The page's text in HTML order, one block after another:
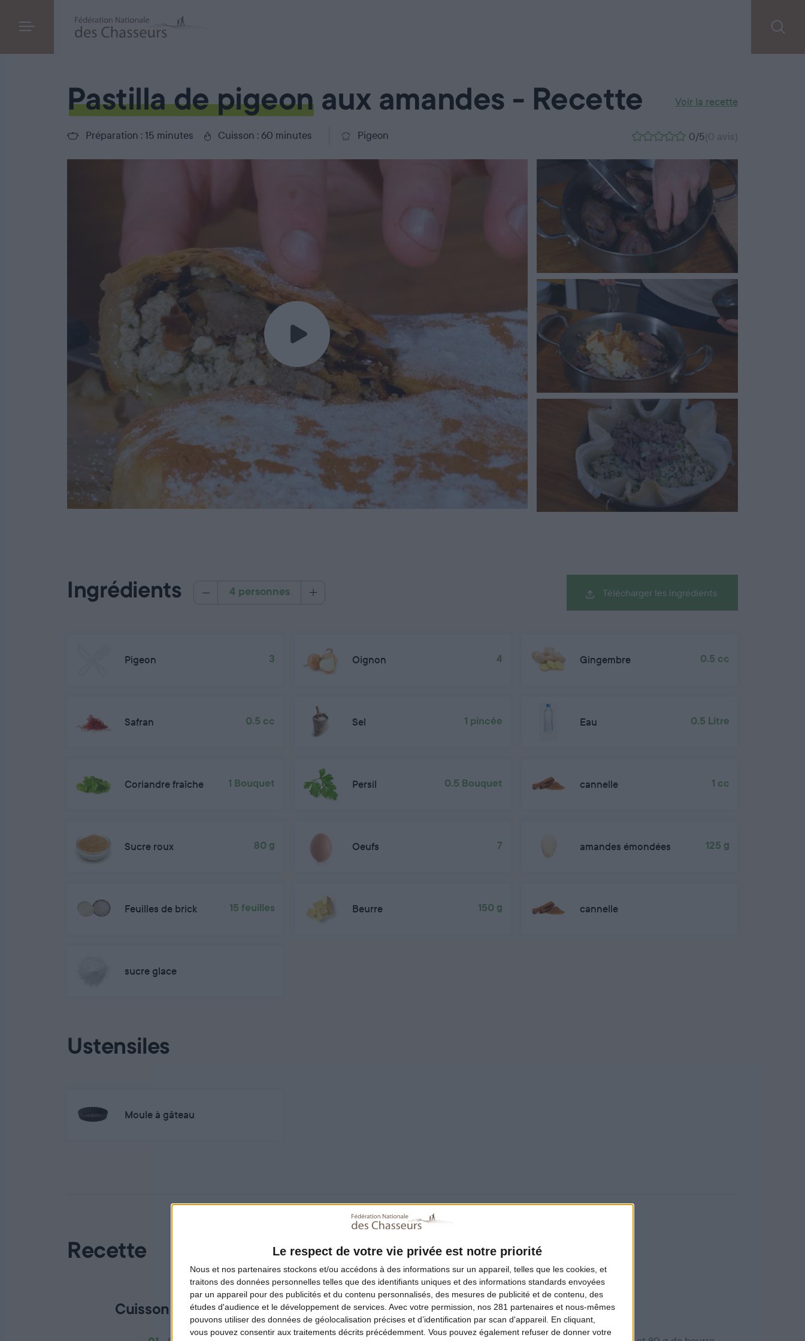
Le respect de votre vie privée est notre priorité
Nous et nos partenaires stockons et/ou accédons à des informations sur un appareil, telles que les cookies, et
traitons des données personnelles telles que des identifiants uniques et des informations standards envoyées
par un appareil pour des publicités et du contenu personnalisés, des mesures de publicité et de contenu, des
études d'audience et le développement de services. Avec votre permission, nos 281 partenaires et nous-mêmes
pouvons utiliser des données de géolocalisation précises et d’identification par scan d'appareil. En cliquant,
vous pouvez consentir aux traitements décrits précédemment. Vous pouvez également refuser de donner votre
Pastilla de pigeonaux amandes - Recette Voir la recette
Préparation : 15 minutes Cuisson : 60 minutes Pigeon 0/5(0 avis)
Ingrédients 4 personnes Télécharger les ingrédients
Pigeon 3 Oignon 4 Gingembre 0.5 cc
Safran 0.5 cc Sel 1 pincée Eau 0.5 Litre
Coriandre fraîche 1 Bouquet Persil 0.5 Bouquet cannelle 1 cc
Sucre roux 80 g Oeufs 7 amandes émondées 125 g
Feuilles de brick 15 feuilles Beurre 150 g cannelle
sucre glace
Ustensiles
Moule à gâteau
Recette
Cuisson du pigeon et préparation de la farce